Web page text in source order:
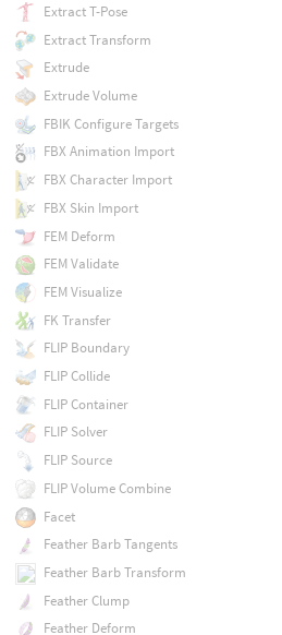
Extract T-Pose
Extract Transform
Extrude
Extrude Volume
FBIK Configure Targets
FBX Animation Import
FBX Character Import
FBX Skin Import
FEM Deform
FEM Validate
FEM Visualize
FK Transfer
FLIP Boundary
FLIP Collide
FLIP Container
FLIP Solver
FLIP Source
FLIP Volume Combine
Facet
Feather Barb Tangents
Feather Barb Transform
Feather Clump
Feather Deform